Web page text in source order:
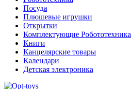
Посуда
Плюшевые игрушки
Открытки
Комплектующие Робототехника
Книги
Канцелярские товары
Календари
Детская электроника